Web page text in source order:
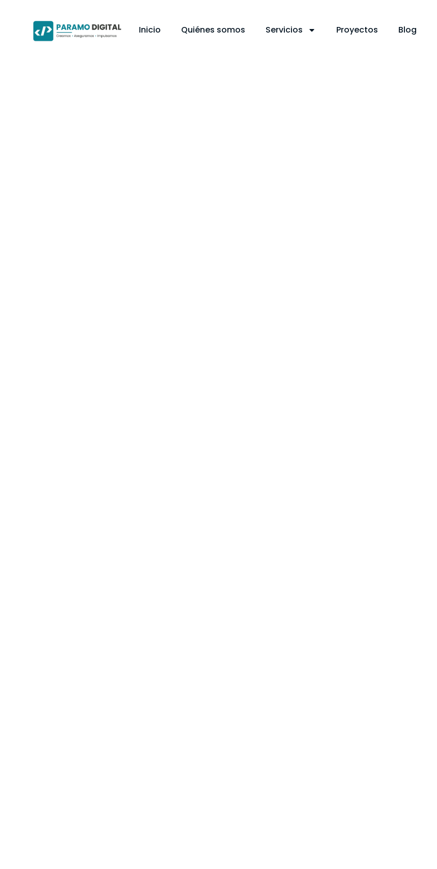
Inicio Quiénes somos Servicios Proyectos Blog